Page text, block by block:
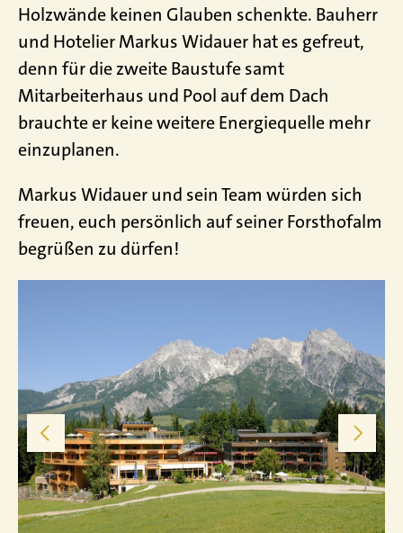
Holzwände keinen Glauben schenkte. Bauherr
und Hotelier Markus Widauer hat es gefreut,
denn für die zweite Baustufe samt
Mitarbeiterhaus und Pool auf dem Dach
brauchte er keine weitere Energiequelle mehr
einzuplanen.
Markus Widauer und sein Team würden sich
freuen, euch persönlich auf seiner Forsthofalm
begrüßen zu dürfen!